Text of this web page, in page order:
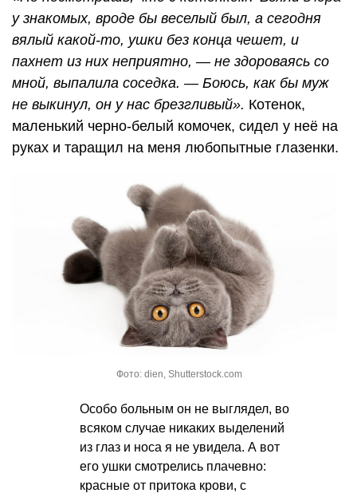
у знакомых, вроде бы веселый был, а сегодня
вялый какой-то, ушки без конца чешет, и
пахнет из них неприятно, — не здороваясь со
мной, выпалила соседка. — Боюсь, как бы муж
не выкинул, он у нас брезгливый». Котенок,
маленький черно-белый комочек, сидел у неё на
руках и таращил на меня любопытные глазенки.
Фото: dien, Shutterstock.com
Особо больным он не выглядел, во
всяком случае никаких выделений
из глаз и носа я не увидела. А вот
его ушки смотрелись плачевно:
красные от притока крови, с